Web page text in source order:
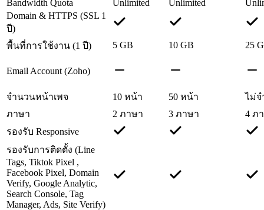
Bandwidth Quota Unlimited Unlimited
Domain & HTTPS (SSL 1
ปี)
พื้นที่การใช้งาน (1 ปี)
5 GB 10 GB 25
Email Account (Zoho)
จำนวนหน้าเพจ 10 หน้า 50 หน้า
ไม่จ
ภาษา
2 ภาษา 3 ภาษา
4 ภ
รองรับ Responsive
รองรับการติดตั้ง (Line
Tags, Tiktok Pixel ,
Facebook Pixel, Domain
Verify, Google Analytic,
Search Console, Tag
Manager, Ads, Site Verify)